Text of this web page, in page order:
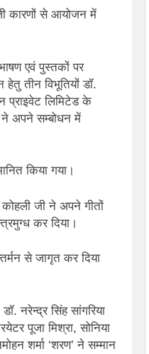
संस्मरण : गर्मी
कारणों से आयोजन में
एवं पुस्तकों पर
तीन विभूतियों डॉ.
प्राइवेट लिमिटेड के
अपने सम्बोधन में
किया गया।
जी ने अपने गीतों
कर दिया।
से जागृत कर दिया
नरेन्द्र सिंह सांगरिया
पूजा मिश्रा, सोनिया
शर्मा ‘शरण’ ने सम्मान